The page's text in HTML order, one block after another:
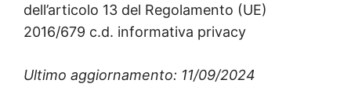
dell’articolo 13 del Regolamento (UE)
2016/679 c.d. informativa privacy
Ultimo aggiornamento: 11/09/2024